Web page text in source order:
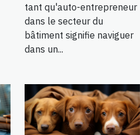
tant qu'auto-entrepreneur
dans le secteur du
bâtiment signifie naviguer
dans un...